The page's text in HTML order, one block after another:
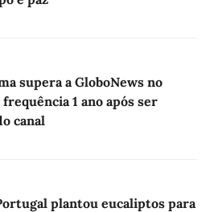
supera a GloboNews no
1 ano após ser
canal
plantou eucaliptos para